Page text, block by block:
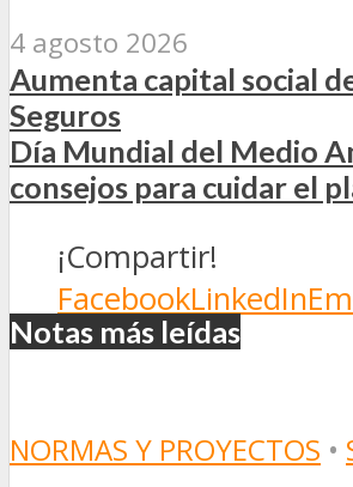
4 agosto 2026
Aumenta capital social
Seguros
Día Mundial del Medio
consejos para cuidar el
¡Compartir!
FacebookLinkedIn
Notas más leídas
NORMAS Y PROYECTOS •